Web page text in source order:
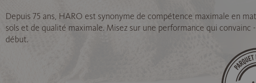
Depuis 75 ans, HARO est synonyme de compétence maximale en
sols et de qualité maximale. Misez sur une performance qui convainc
début.